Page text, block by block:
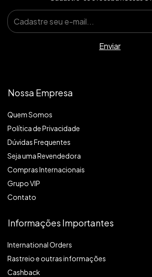
Nossa Empresa
Quem Somos
Política de Privacidade
Dúvidas Frequentes
Seja uma Revendedora
Compras Internacionais
Grupo VIP
Contato
Informações Importantes
International Orders
Rastreio e outras informações
Cashback